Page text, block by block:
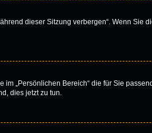
dieser Sitzung verbergen“. Wenn Sie
„Persönlichen Bereich“ die für Sie
dies jetzt zu tun.